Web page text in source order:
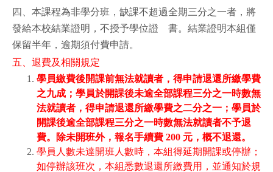
四、本課程為非學分班，缺課不超過全期三分之一者，將
發給本校結業證明，不授予學位證 書。結業證明本組僅
保留半年，逾期須付費申請。
五、退費及相關規定
學員繳費後開課前無法就讀者，得申請退還所繳學費
之九成；學員於開課後未逾全部課程三分之一時數無
法就讀者，得申請退還所繳學費之二分之一；學員於
開課後逾全部課程三分之一時數無法就讀者不予退
費。除未開班外，報名手續費 200 元，概不退還。
學員人數未達開班人數時，本組得延期開課或停辦；
如停辦該班次，本組悉數退還所繳費用，並通知於規